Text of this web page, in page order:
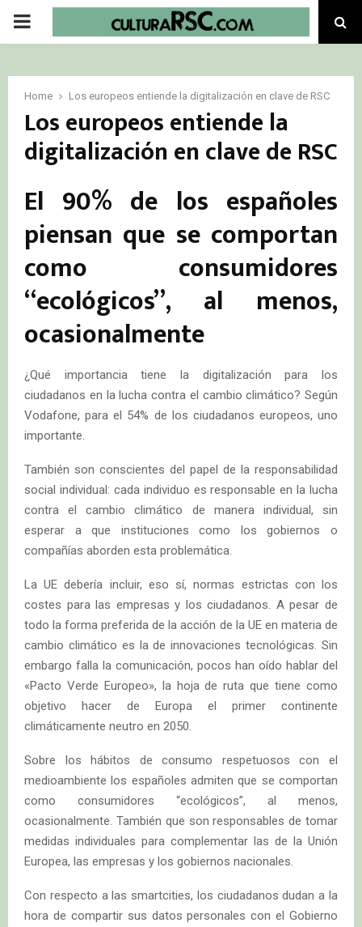
PRIMARY
Home Los europeos entiende la digitalización en clave de RSC
Los europeos entiende la
digitalización en clave de RSC
El 90% de los españoles
piensan que se comportan
como consumidores
“ecológicos”, al menos,
ocasionalmente
¿Qué importancia tiene la digitalización para los
ciudadanos en la lucha contra el cambio climático? Según
Vodafone, para el 54% de los ciudadanos europeos, uno
importante.
También son conscientes del papel de la responsabilidad
social individual: cada individuo es responsable en la lucha
contra el cambio climático de manera individual, sin
esperar a que instituciones como los gobiernos o
compañías aborden esta problemática.
La UE debería incluir, eso sí, normas estrictas con los
costes para las empresas y los ciudadanos. A pesar de
todo la forma preferida de la acción de la UE en materia de
cambio climático es la de innovaciones tecnológicas. Sin
embargo falla la comunicación, pocos han oído hablar del
«Pacto Verde Europeo», la hoja de ruta que tiene como
objetivo hacer de Europa el primer continente
climáticamente neutro en 2050.
Sobre los hábitos de consumo respetuosos con el
medioambiente los españoles admiten que se comportan
como consumidores “ecológicos”, al menos,
ocasionalmente. También que son responsables de tomar
medidas individuales para complementar las de la Unión
Europea, las empresas y los gobiernos nacionales.
Con respecto a las smartcities, los ciudadanos dudan a la
hora de compartir sus datos personales con el Gobierno